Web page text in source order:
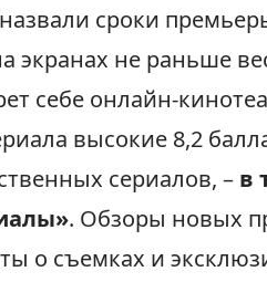
сроки
экранах не раньше
себе онлайн-
высокие 8,2
сериалов, – в
. Обзоры новых
о съемках и